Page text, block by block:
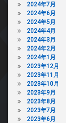
2024年7月
2024年6月
2024年5月
2024年4月
2024年3月
2024年2月
2024年1月
2023年12月
2023年11月
2023年10月
2023年9月
2023年8月
2023年7月
2023年6月